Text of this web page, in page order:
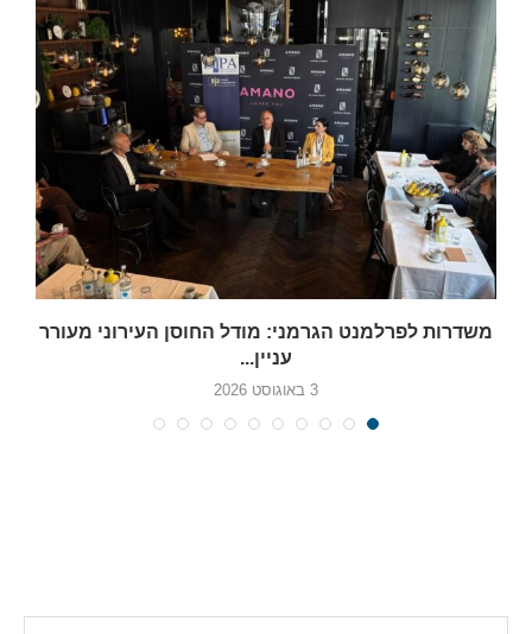
משדרות לפרלמנט הגרמני: מודל החוסן העירוני מעורר
עניין...
3 באוגוסט 2026